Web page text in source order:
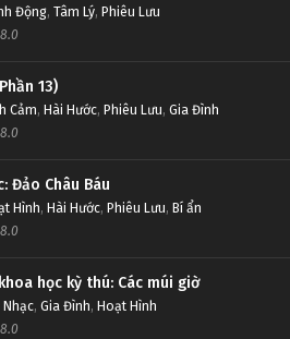
Thần Tượng Tập Tập 684
Thần Tượng Tập Tập 683
Thần Tượng Tập Tập 682
Thần Tượng Tập Tập 681
Thần Tượng Tập 621
Thần Tượng Tập 620
Thần Tượng Tập 619
Thần Tượng Tập 618
Động, Tâm Lý, Phiêu Lưu
8.0
13)
Cảm, Hài Hước, Phiêu Lưu, Gia Đình
8.0
Đảo Châu Báu
Hình, Hài Hước, Phiêu Lưu, Bí ẩn
8.0
học kỳ thú: Các múi giờ
Nhạc, Gia Đình, Hoạt Hình
8.0